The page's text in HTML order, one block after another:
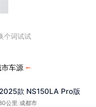
个词试试
车源
款 NS150LA Pro版
公里/成都市